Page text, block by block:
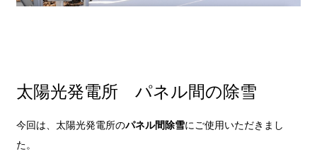
太陽光発電所 パネル間の除雪
今回は、太陽光発電所のパネル間除雪にご使用いただきまし
た。